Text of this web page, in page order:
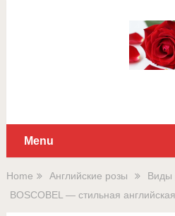
Menu
Home Английские розы
Виды
BOSCOBEL — стильная
Для
сайту: